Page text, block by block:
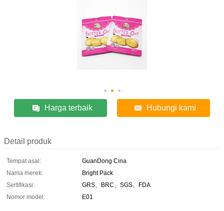
Harga terbaik Hubungi kami
Detail produk
Tempat asal:
GuanDong Cina
Nama merek:
Bright Pack
Sertifikasi:
GRS、BRC、SGS、FDA
Nomor model:
E01